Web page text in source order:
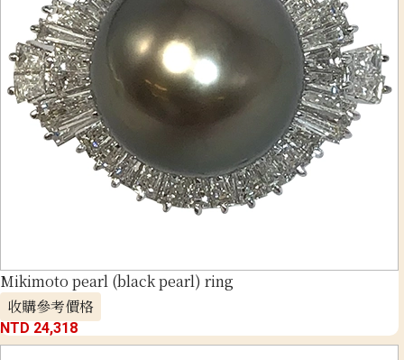
Mikimoto pearl (black pearl) ring
收購參考價格
NTD 24,318